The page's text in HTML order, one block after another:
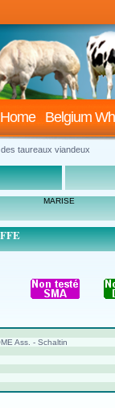
Belgium
Home
taureaux viandeux
MARISE
Ass. - Schaltin